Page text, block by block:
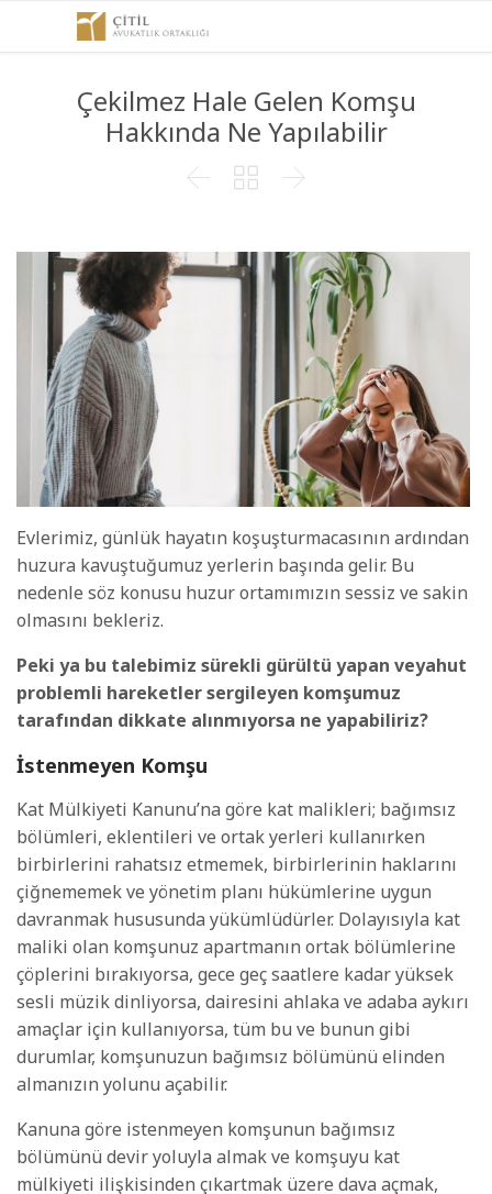
Çekilmez Hale Gelen Komşu
Hakkında Ne Yapılabilir
  
Evlerimiz, günlük hayatın koşuşturmacasının ardından
huzura kavuştuğumuz yerlerin başında gelir. Bu
nedenle söz konusu huzur ortamımızın sessiz ve sakin
olmasını bekleriz.
Peki ya bu talebimiz sürekli gürültü yapan veyahut
problemli hareketler sergileyen komşumuz
tarafından dikkate alınmıyorsa ne yapabiliriz?
İstenmeyen Komşu
Kat Mülkiyeti Kanunu’na göre kat malikleri; bağımsız
bölümleri, eklentileri ve ortak yerleri kullanırken
birbirlerini rahatsız etmemek, birbirlerinin haklarını
çiğnememek ve yönetim planı hükümlerine uygun
davranmak hususunda yükümlüdürler. Dolayısıyla kat
maliki olan komşunuz apartmanın ortak bölümlerine
çöplerini bırakıyorsa, gece geç saatlere kadar yüksek
sesli müzik dinliyorsa, dairesini ahlaka ve adaba aykırı
amaçlar için kullanıyorsa, tüm bu ve bunun gibi
durumlar, komşunuzun bağımsız bölümünü elinden
almanızın yolunu açabilir.
Kanuna göre istenmeyen komşunun bağımsız
bölümünü devir yoluyla almak ve komşuyu kat
mülkiyeti ilişkisinden çıkartmak üzere dava açmak,